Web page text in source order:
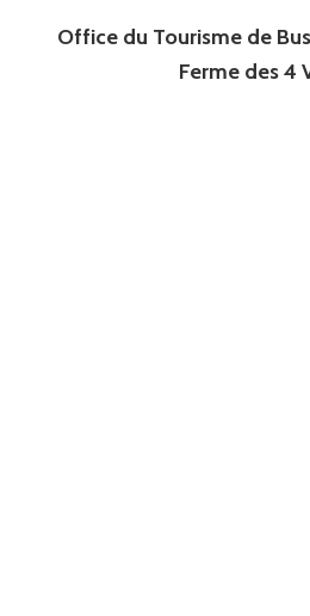
Office du Tourisme de
Ferme des 4